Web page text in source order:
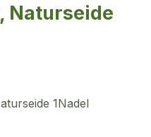
Naturseide